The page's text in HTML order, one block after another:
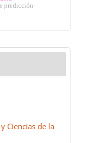
predicción
Ciencias de la